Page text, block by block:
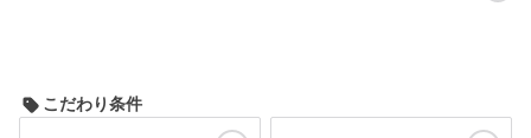
こだわり条件